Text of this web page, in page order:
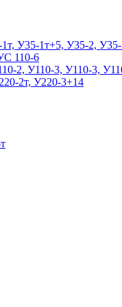
У35-1т+5, У35-2,
110-6
2, У110-3, У110-3,
2т, У220-3+14